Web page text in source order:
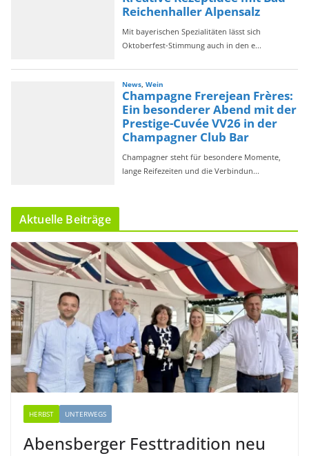
Aktuelle Beiträge
HERBST UNTERWEGS
Abensberger Festtradition neu